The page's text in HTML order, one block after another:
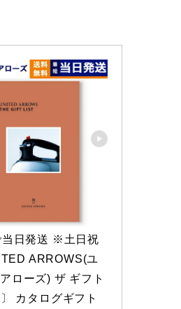
当日発送 ※土日祝
ARROWS(ユ
ローズ) ザ ギフト
カタログギフト